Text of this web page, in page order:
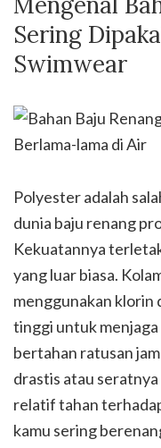
Sering
Swimwear
Polyester adalah
dunia baju renang
Kekuatannya
yang luar biasa.
menggunakan klorin
tinggi untuk menjaga
bertahan ratusan
drastis atau
relatif tahan
kamu sering